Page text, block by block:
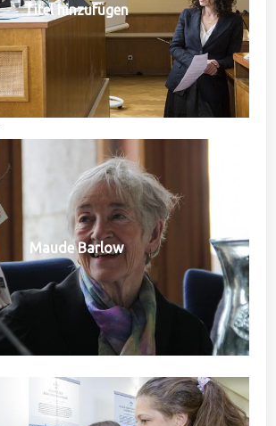
Titel hinzufügen
Maude Barlow